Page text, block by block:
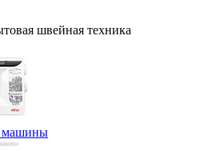
швейная техника